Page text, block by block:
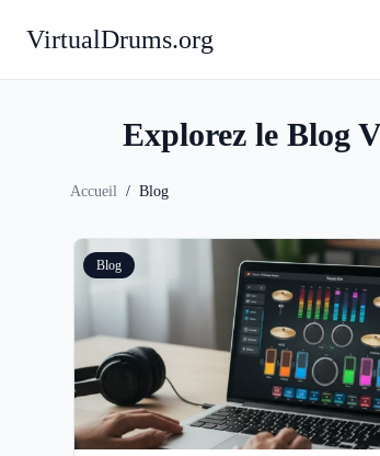
VirtualDrums.org
Explorez le Blog
Accueil / Blog
Blog